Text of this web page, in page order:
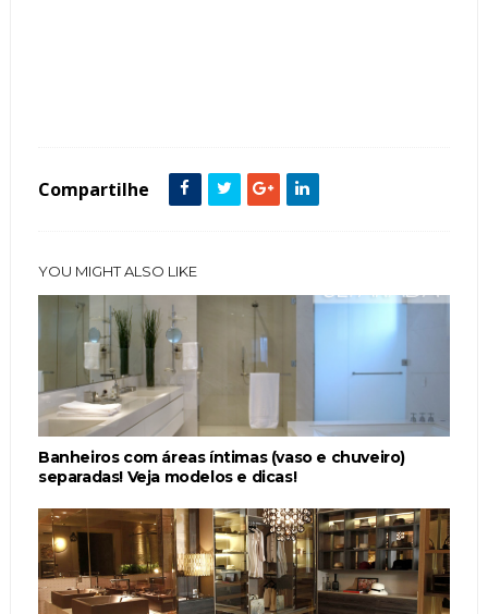
Compartilhe
YOU MIGHT ALSO LIKE
Banheiros com áreas íntimas (vaso e chuveiro)
separadas! Veja modelos e dicas!